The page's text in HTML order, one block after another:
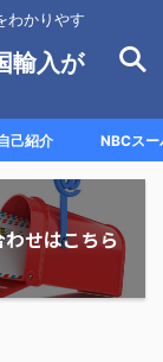
わかりやす
輸入が
己紹介 NBCスー
わせはこちら